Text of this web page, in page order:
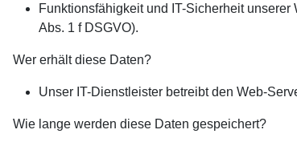
Funktionsfähigkeit und IT-Sicherheit
Abs. 1 f DSGVO).
Wer erhält diese Daten?
Unser IT-Dienstleister betreibt den Web-
Wie lange werden diese Daten gespeichert?